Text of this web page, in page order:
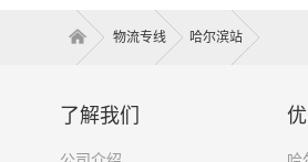
物流专线 哈尔滨站
了解我们